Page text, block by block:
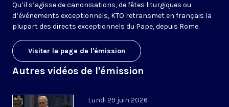
Qu’il s’agisse de canonisations, de fêtes liturgiques ou
d’événements exceptionnels, KTO retransmet en français la
plupart des directs exceptionnels du Pape, depuis Rome.
Visiter la page de l'émission
Autres vidéos de l'émission
Lundi 29 juin 2026